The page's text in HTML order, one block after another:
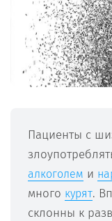
Пациенты с
алкоголем и
много курят.
склонны к